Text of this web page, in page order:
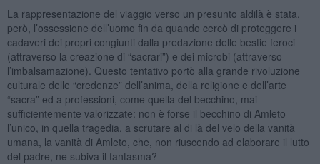
La rappresentazione del viaggio verso un presunto aldilà è stata,
però, l’ossessione dell’uomo fin da quando cercò di proteggere i
cadaveri dei propri congiunti dalla predazione delle bestie feroci
(attraverso la creazione di “sacrari”) e dei microbi (attraverso
l’imbalsamazione). Questo tentativo portò alla grande rivoluzione
culturale delle “credenze” dell’anima, della religione e dell’arte
“sacra” ed a professioni, come quella del becchino, mai
sufficientemente valorizzate: non è forse il becchino di Amleto
l’unico, in quella tragedia, a scrutare al di là del velo della vanità
umana, la vanità di Amleto, che, non riuscendo ad elaborare il lutto
del padre, ne subiva il fantasma?